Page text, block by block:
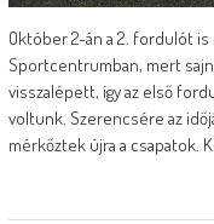
Október 2-án a 2. fordulót
Sportcentrumban, mert
visszalépett, így az első
voltunk. Szerencsére az
mérkőztek újra a csapatok.